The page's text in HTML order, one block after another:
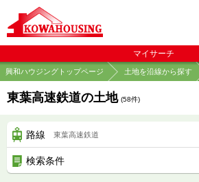
マイサーチ
興和ハウジングトップページ 土地を沿線から探す
東葉高速鉄道の土地 (58件)
路線 東葉高速鉄道
検索条件